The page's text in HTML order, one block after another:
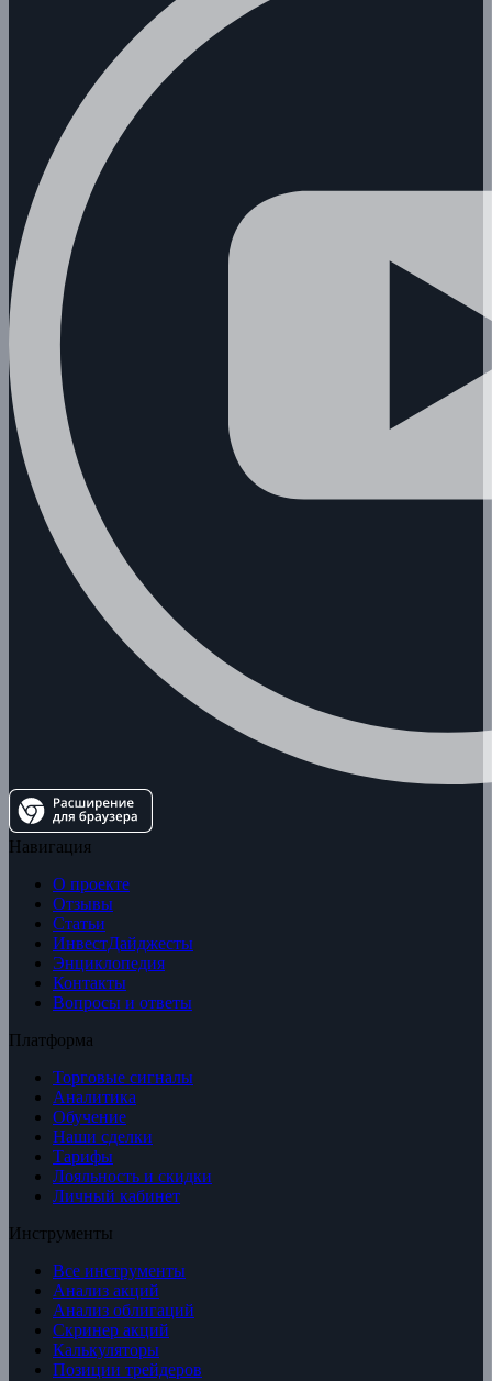
Навигация
О проекте
Отзывы
Статьи
ИнвестДайджесты
Энциклопедия
Контакты
Вопросы и ответы
Платформа
Торговые сигналы
Аналитика
Обучение
Наши сделки
Тарифы
Лояльность и скидки
Личный кабинет
Инструменты
Все инструменты
Анализ акций
Анализ облигаций
Скринер акций
Калькуляторы
Позиции трейдеров